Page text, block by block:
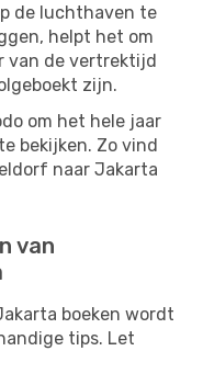
de luchthaven te
helpt het om
van de vertrektijd
zijn.
om het hele jaar
bekijken. Zo vind
naar Jakarta
van
boeken wordt
tips. Let